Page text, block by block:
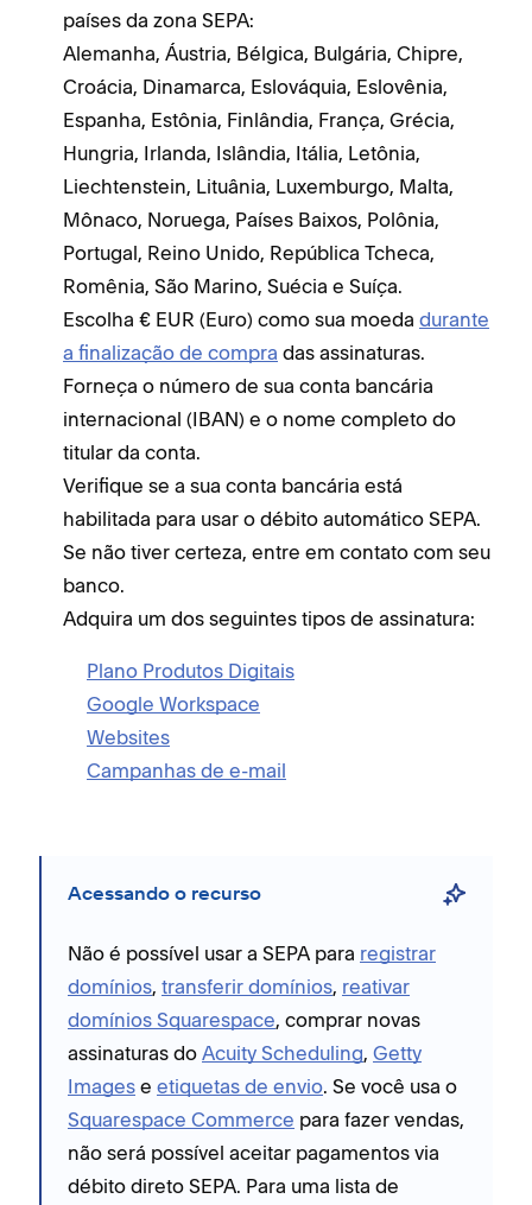
países da zona SEPA:
Alemanha, Áustria, Bélgica, Bulgária, Chipre,
Croácia, Dinamarca, Eslováquia, Eslovênia,
Espanha, Estônia, Finlândia, França, Grécia,
Hungria, Irlanda, Islândia, Itália, Letônia,
Liechtenstein, Lituânia, Luxemburgo, Malta,
Mônaco, Noruega, Países Baixos, Polônia,
Portugal, Reino Unido, República Tcheca,
Romênia, São Marino, Suécia e Suíça.
Escolha € EUR (Euro) como sua moeda durante
a finalização de compra das assinaturas.
Forneça o número de sua conta bancária
internacional (IBAN) e o nome completo do
titular da conta.
Verifique se a sua conta bancária está
habilitada para usar o débito automático SEPA.
Se não tiver certeza, entre em contato com seu
banco.
Adquira um dos seguintes tipos de assinatura:
Plano Produtos Digitais
Google Workspace
Websites
Campanhas de e-mail
Acessando o recurso
Não é possível usar a SEPA para registrar
domínios, transferir domínios, reativar
domínios Squarespace, comprar novas
assinaturas do Acuity Scheduling, Getty
Images e etiquetas de envio. Se você usa o
Squarespace Commerce para fazer vendas,
não será possível aceitar pagamentos via
débito direto SEPA. Para uma lista de